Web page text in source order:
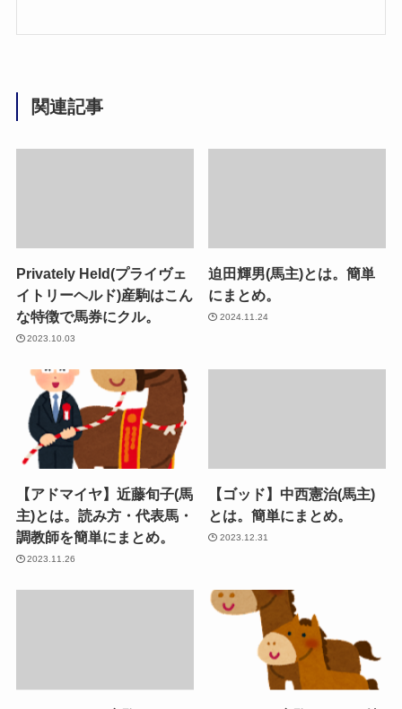
関連記事
Privately Held(プライヴェ
イトリーヘルド)産駒はこん
な特徴で馬券にクル。
2023.10.03
迫田輝男(馬主)とは。簡単
にまとめ。
2024.11.24
【アドマイヤ】近藤旬子(馬
主)とは。読み方・代表馬・
調教師を簡単にまとめ。
2023.11.26
【ゴッド】中西憲治(馬主)
とは。簡単にまとめ。
2023.12.31